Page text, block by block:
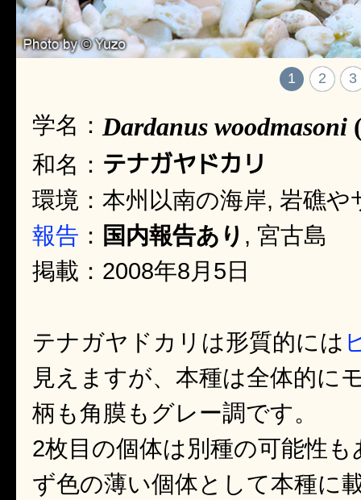
1 2 3
学名： Dardanus woodmasoni
和名： テナガヤドカリ
環境：本州以南の海岸, 岩礁や
報告 ： 国内報告あり , 宮古島
掲載：2008年8月5日
テナガヤドカリは形質的には
見えますが、本種は全体的に
柄も角膜もグレー調です。
2枚目の個体は別種の可能性
ず色の薄い個体として本種に